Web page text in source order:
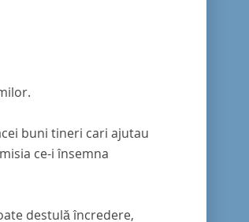
buni tineri cari ajutau
ce-i însemna
destulă încredere,